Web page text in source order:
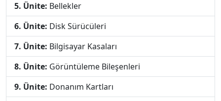
5. Ünite: Bellekler
6. Ünite: Disk Sürücüleri
7. Ünite: Bilgisayar Kasaları
8. Ünite: Görüntüleme Bileşenleri
9. Ünite: Donanım Kartları